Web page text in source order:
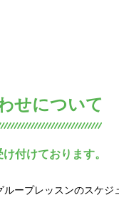
せについて
付けております。
ループレッスンのスケジ